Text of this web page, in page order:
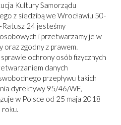
fakcie
Kultury Samorządu
z siedzibą we Wrocławiu 50-
Ratusz 24 jesteśmy
i przetwarzamy je w
oraz zgodny z prawem.
ochrony osób fizycznych
danych
przepływu takich
dyrektywy 95/46/WE,
w Polsce od 25 maja 2018
roku.